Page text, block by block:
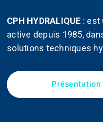
CPH HYDRALIQUE : est
active depuis 1985,
solutions techniques
Présentation